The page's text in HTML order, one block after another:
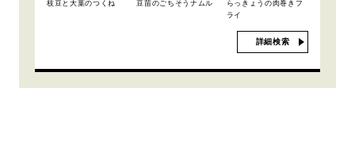
枝豆と大葉のつくね 豆苗のごちそうナムル
らっきょうの肉巻きフ
ライ
詳細検索